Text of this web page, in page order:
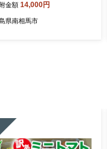
| 精米 有機米 米 コメ 福島
根本有機農園 オーガニ
金額 14,000円
県南相馬市